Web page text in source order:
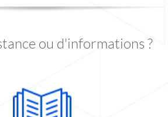
ou d'informations ?